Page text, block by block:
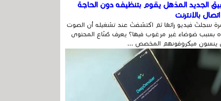
الجديد المذهل يقوم بتنظيفه دون الحاجة
بالإنترنت
سجلتَ فيديو رائعًا ثم اكتشفتَ عند تشغيله أن الصوت
بسبب ضوضاء غير مرغوب فيها؟ يعرف صُنّاع المحتوى
ينسون ميكروفونهم المخصص ...